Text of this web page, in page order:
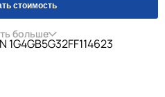
стоимость
больше